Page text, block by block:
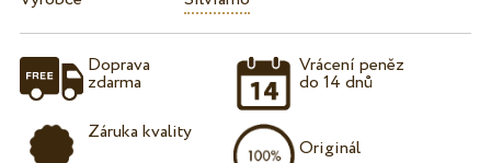
Doprava
zdarma
Záruka kvality
Vrácení peněz
do 14 dnů
Originál